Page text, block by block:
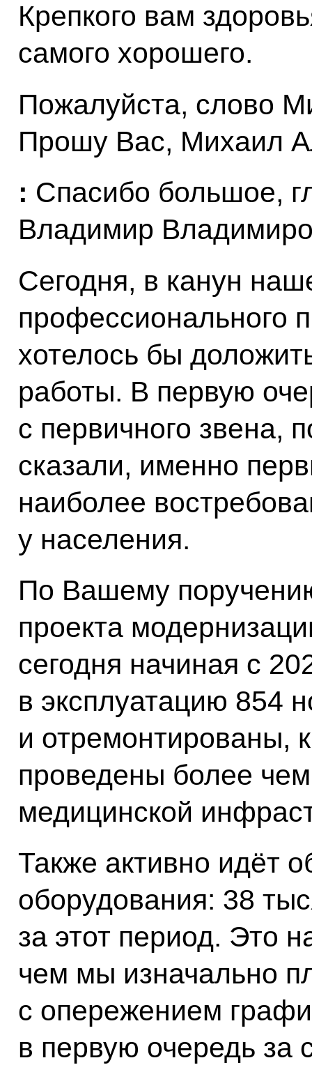
Крепкого вам
самого хорошего.
Пожалуйста, слово
Прошу Вас, Михаил
: Спасибо большое,
Владимир
Сегодня, в канун
профессионального
хотелось бы
работы. В первую
с первичного звена,
сказали, именно
наиболее
у населения.
По Вашему
проекта
сегодня начиная с
в эксплуатацию 854
и отремонтированы,
проведены более
медицинской
Также активно идёт
оборудования: 38
за этот период. Это
чем мы изначально
с опережением
в первую очередь за